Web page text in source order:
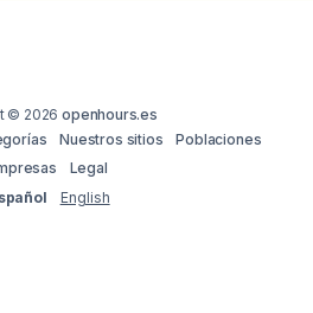
© 2026openhours.es
Nuestros sitios
Poblaciones
Legal
English